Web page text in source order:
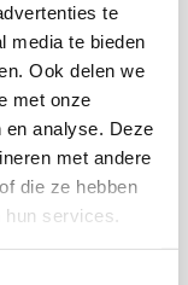
te
media te bieden
Ook delen we
met onze
analyse. Deze
met andere
die ze hebben
services.
op onze
Brobbey
moeizaam
met twee